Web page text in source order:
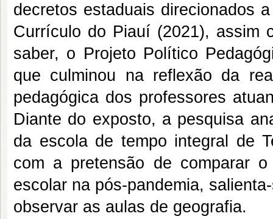
decretos estaduais direcionados
Currículo do Piauí (2021), assim
saber, o Projeto Político
que culminou na reflexão da
pedagógica dos professores
Diante do exposto, a pesquisa
da escola de tempo integral de
com a pretensão de comparar
escolar na pós-pandemia,
observar as aulas de geografia.